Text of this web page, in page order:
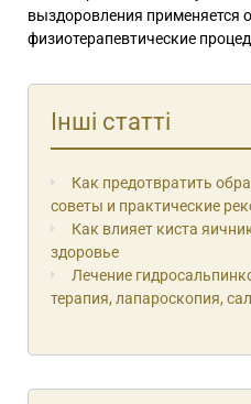
выздоровления применяется
физиотерапевтические
Інші статті
Как предотвратить
советы и практические
Как влияет киста
здоровье
Лечение
терапия, лапароскопия,